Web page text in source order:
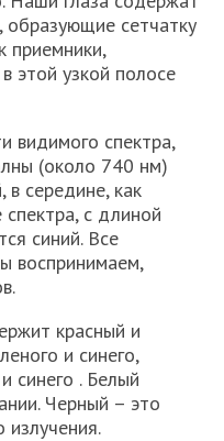
образующие сетчатку
приемники,
этой узкой полосе
видимого спектра,
(около 740 нм)
в середине, как
с длиной
синий. Все
воспринимаем,
красный и
и синего,
синего . Белый
Черный – это
излучения.